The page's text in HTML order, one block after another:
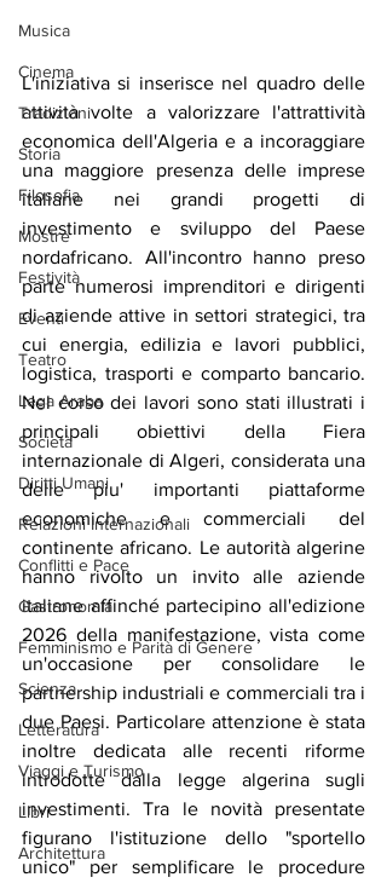
Musica
Cinema
Tradizioni
Storia
Filosofia
Mostre
Festività
Eventi
Teatro
Lega Araba
Società
Diritti Umani
Relazioni Internazionali
Conflitti e Pace
Gastronomia
Femminismo e Parità di Genere
Scienza
Letteratura
Viaggi e Turismo
Libri
Architettura
L'iniziativa si inserisce nel quadro delle
attività volte a valorizzare l'attrattività
economica dell'Algeria e a incoraggiare
una maggiore presenza delle imprese
italiane nei grandi progetti di
investimento e sviluppo del Paese
nordafricano. All'incontro hanno preso
parte numerosi imprenditori e dirigenti
di aziende attive in settori strategici, tra
cui energia, edilizia e lavori pubblici,
logistica, trasporti e comparto bancario.
Nel corso dei lavori sono stati illustrati i
principali obiettivi della Fiera
internazionale di Algeri, considerata una
delle piu' importanti piattaforme
economiche e commerciali del
continente africano. Le autorità algerine
hanno rivolto un invito alle aziende
italiane affinché partecipino all'edizione
2026 della manifestazione, vista come
un'occasione per consolidare le
partnership industriali e commerciali tra i
due Paesi. Particolare attenzione è stata
inoltre dedicata alle recenti riforme
introdotte dalla legge algerina sugli
investimenti. Tra le novità presentate
figurano l'istituzione dello "sportello
unico" per semplificare le procedure